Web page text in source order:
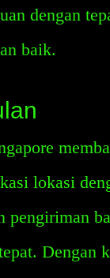
dengan
baik.
lokasi
pengiriman
Dengan